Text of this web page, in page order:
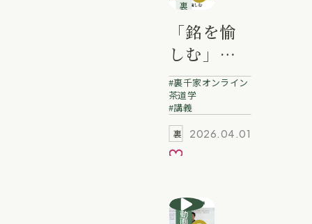
裏千家講義動画
「銘を愉
しむ」白
波瀬宗幸
業躰
裏千家オンライン
茶道学
講義
2026.04.01
お気に入り
動画